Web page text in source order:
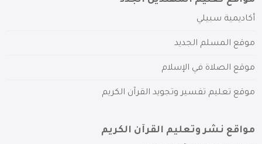
أكاديمية سبيلي
موقع المسلم الجديد
موقع الصلاة في الإسلام
موقع تعليم تفسير وتجويد القرآن الكريم
مواقع نشر وتعليم القرآن الكريم